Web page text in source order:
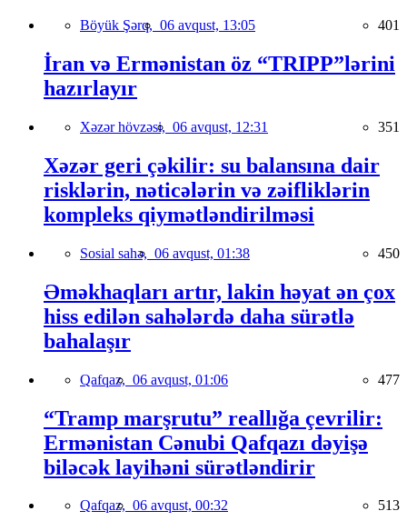
Böyük Şərq, 06 avqust, 13:05 401
İran və Ermənistan öz “TRIPP”lərini
hazırlayır
Xəzər hövzəsi, 06 avqust, 12:31 351
Xəzər geri çəkilir: su balansına dair
risklərin, nəticələrin və zəifliklərin
kompleks qiymətləndirilməsi
Sosial sahə, 06 avqust, 01:38 450
Əməkhaqları artır, lakin həyat ən çox
hiss edilən sahələrdə daha sürətlə
bahalaşır
Qafqaz, 06 avqust, 01:06 477
“Tramp marşrutu” reallığa çevrilir:
Ermənistan Cənubi Qafqazı dəyişə
biləcək layihəni sürətləndirir
Qafqaz, 06 avqust, 00:32 513